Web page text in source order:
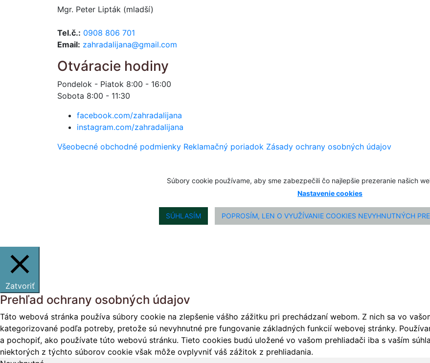
Mgr. Peter Lipták (mladší)
Tel.č.: 0908 806 701
Email: zahradalijana@gmail.com
Otváracie hodiny
Pondelok - Piatok 8:00 - 16:00
Sobota 8:00 - 11:30
facebook.com/zahradalijana
instagram.com/zahradalijana
Všeobecné obchodné podmienky Reklamačný poriadok Zásady ochrany osobných údajov
Súbory cookie používame, aby sme zabezpečili čo najlepšie prezeranie našich
Nastavenie cookies
SÚHLASÍM POPROSÍM, LEN O VYUŽÍVANIE COOKIES NEVYHNUTNÝCH
Zatvoriť
Prehľad ochrany osobných údajov
Táto webová stránka používa súbory cookie na zlepšenie vášho zážitku pri prechádzaní webom. Z nich sa vo
kategorizované podľa potreby, pretože sú nevyhnutné pre fungovanie základných funkcií webovej stránky.
a pochopiť, ako používate túto webovú stránku. Tieto cookies budú uložené vo vašom prehliadači iba s vaším
niektorých z týchto súborov cookie však môže ovplyvniť váš zážitok z prehliadania.